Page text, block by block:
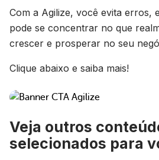
Com a Agilize, você evita erros,
pode se concentrar no que
crescer e prosperar no seu
Clique abaixo e saiba mais!
Veja outros
selecionados para